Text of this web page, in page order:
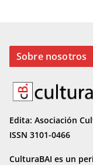
Sobre nosotros
Edita: Asociación
ISSN 3101-0466
CulturaBAI es un